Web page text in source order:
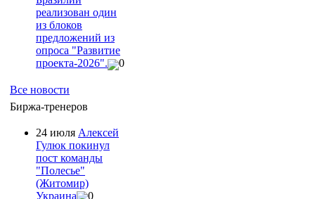
реализован один
из блоков
предложений из
опроса "Развитие
проекта-2026".
0
Все новости
Биржа-тренеров
24 июля Алексей
Гулюк покинул
пост команды
"Полесье"
(Житомир)
Украина
0